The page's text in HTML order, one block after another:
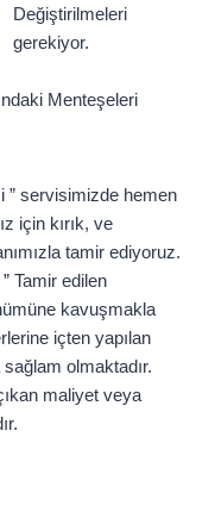
Değiştirilmeleri
gerekiyor.
Menteşeleri
” servisimizde hemen
için kırık, ve
tamir ediyoruz.
Tamir edilen
kavuşmakla
içten yapılan
olmaktadır.
maliyet veya